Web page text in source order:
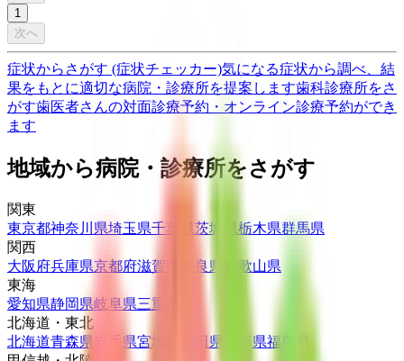
1
次へ
症状からさがす (症状チェッカー)気になる症状から調べ、結
果をもとに適切な病院・診療所を提案します歯科診療所をさ
がす歯医者さんの対面診療予約・オンライン診療予約ができ
ます
地域から病院・診療所をさがす
関東
東京都神奈川県埼玉県千葉県 茨城県 栃木県群馬県
関西
大阪府兵庫県京都府滋賀県 奈良県
和歌山県
東海
愛知県静岡県岐阜県三重県
北海道・東北
北海道青森県 岩手県宮城県 秋田県 山形県福島県